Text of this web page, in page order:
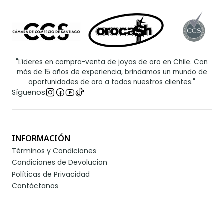
"Líderes en compra-venta de joyas de oro en Chile. Con
más de 15 años de experiencia, brindamos un mundo de
oportunidades de oro a todos nuestros clientes."
Síguenos
INFORMACIÓN
Términos y Condiciones
Condiciones de Devolucion
Políticas de Privacidad
Contáctanos